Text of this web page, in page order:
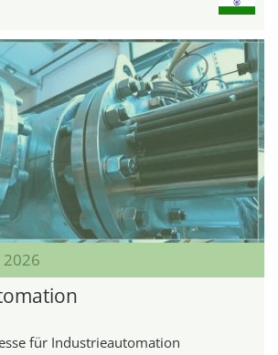
2026
für Industrieautomation